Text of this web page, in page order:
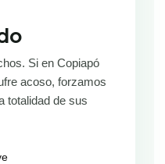
Si en Copiapó
acoso, forzamos
totalidad de sus